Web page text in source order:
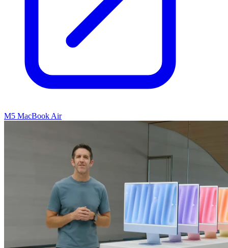
M5 MacBook Air